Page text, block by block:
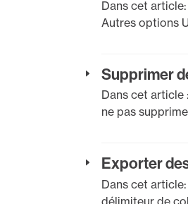
Dans cet
Autres options
Supprimer
Dans cet article
ne pas
Exporter
Dans cet
délimiteur de